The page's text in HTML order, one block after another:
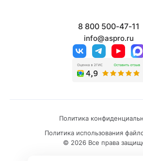
8 800 500-47-11
info@aspro.ru
© 2026 Все права
Политика
Политика использования